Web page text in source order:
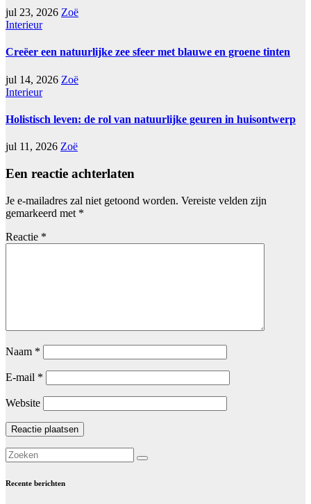
jul 23, 2026 Zoë
Interieur
Creëer een natuurlijke zee sfeer met blauwe en groene tinten
jul 14, 2026 Zoë
Interieur
Holistisch leven: de rol van natuurlijke geuren in huisontwerp
jul 11, 2026 Zoë
Een reactie achterlaten
Je e-mailadres zal niet getoond worden. Vereiste velden zijn
gemarkeerd met *
Reactie *
Naam *
E-mail *
Website
Recente berichten